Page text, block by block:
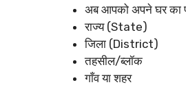
अब आपको अपने घर का
राज्य (State)
जिला (District)
तहसील/ब्लॉक
गाँव या शहर